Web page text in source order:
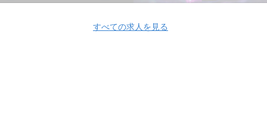
すべての求人を見る